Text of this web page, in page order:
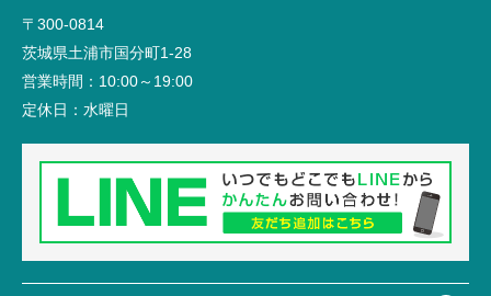
〒300-0814
茨城県土浦市国分町1-28
営業時間： 10:00～19:00
定休日： 水曜日